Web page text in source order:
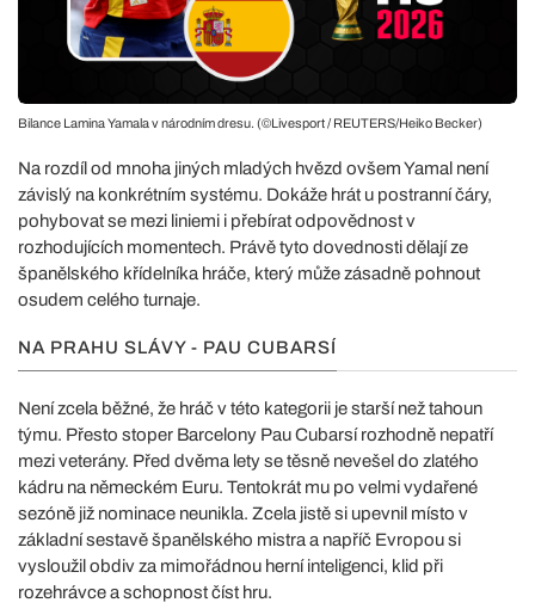
Bilance Lamina Yamala v národním dresu. (©Livesport / REUTERS/Heiko Becker)
Na rozdíl od mnoha jiných mladých hvězd ovšem Yamal není
závislý na konkrétním systému. Dokáže hrát u postranní čáry,
pohybovat se mezi liniemi i přebírat odpovědnost v
rozhodujících momentech. Právě tyto dovednosti dělají ze
španělského křídelníka hráče, který může zásadně pohnout
osudem celého turnaje.
NA PRAHU SLÁVY - PAU CUBARSÍ
Není zcela běžné, že hráč v této kategorii je starší než tahoun
týmu. Přesto stoper Barcelony Pau Cubarsí rozhodně nepatří
mezi veterány. Před dvěma lety se těsně nevešel do zlatého
kádru na německém Euru. Tentokrát mu po velmi vydařené
sezóně již nominace neunikla. Zcela jistě si upevnil místo v
základní sestavě španělského mistra a napříč Evropou si
vysloužil obdiv za mimořádnou herní inteligenci, klid při
rozehrávce a schopnost číst hru.